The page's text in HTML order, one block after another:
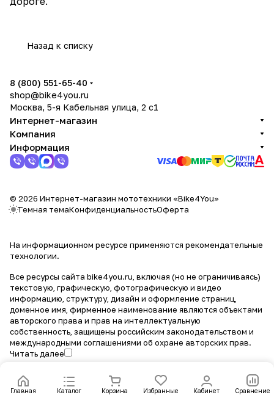
Назад к списку
Главная Каталог Корзина Избранные Кабинет Сравнение
8 (800) 551-65-40
shop@bike4you.ru
Москва, 5-я Кабельная улица, 2 с1
Интернет-магазин
Компания
Информация
© 2026 Интернет-магазин мототехники «Bike4You»
Темная темаКонфиденциальностьОферта
На информационном ресурсе применяются рекомендательные
технологии.
Все ресурсы сайта bike4you.ru, включая (но не ограничиваясь)
текстовую, графическую, фотографическую и видео
информацию, структуру, дизайн и оформление страниц,
доменное имя, фирменное наименование являются объектами
авторского права и прав на интеллектуальную
собственность, защищены российским законодательством и
международными соглашениями об охране авторских прав.
Читать далее